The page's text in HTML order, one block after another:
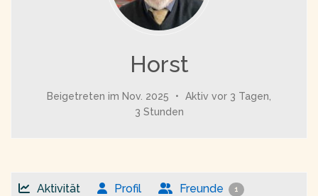
Horst
Beigetreten im Nov. 2025 •
Aktiv vor 3 Tagen,
3 Stunden
Aktivität Profil Freunde 1